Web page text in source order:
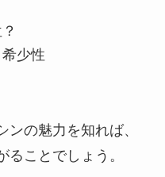
少性
の魅力を知れば、
ことでしょう。